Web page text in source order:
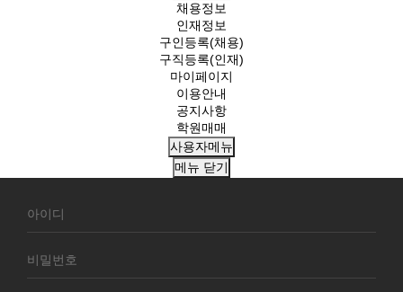
채용정보
인재정보
구인등록(채용)
구직등록(인재)
마이페이지
이용안내
공지사항
학원매매
사용자메뉴
메뉴 닫기
원
그